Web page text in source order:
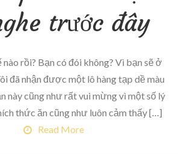
trước đây
nào rồi? Bạn có đói không? Vì bạn sẽ ở
đã nhận được một lô hàng tạp dề màu
này cũng như rất vui mừng vì một số lý
thức ăn cũng như luôn cảm thấy […]
Read More